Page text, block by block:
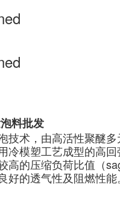
料批发
技术，由高活性聚醚
冷模塑工艺成型的高
的压缩负荷比值（
的透气性及阻燃性能。